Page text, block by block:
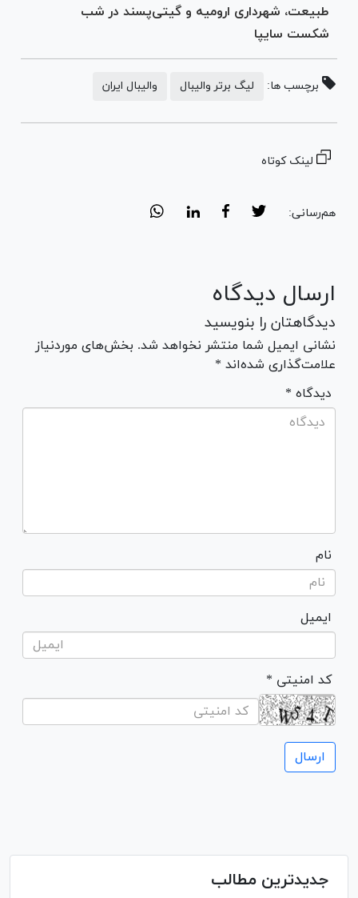
طبیعت، شهرداری ارومیه و گیتی‌پسند در شب
شکست سایپا
برچسب ها: لیگ برتر والیبال والیبال ایران
لینک کوتاه
هم‌رسانی:
ارسال دیدگاه
دیدگاهتان را بنویسید
نشانی ایمیل شما منتشر نخواهد شد. بخش‌های موردنیاز
علامت‌گذاری شده‌اند *
* دیدگاه
نام
ایمیل
* کد امنیتی
جدیدترین مطالب